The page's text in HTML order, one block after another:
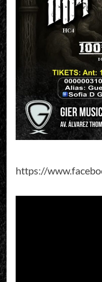
https://